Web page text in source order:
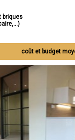
briques
coût et budget